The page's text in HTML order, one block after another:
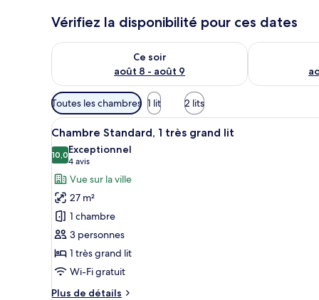
Vérifiez la disponibilité pour ces dates
Ce soir
août 8 - août 9
Vérifier la disponibilité pour ce soir août 8 - août 9
Vérifier la
Filtres
disponibles
pour
les
chambres
Toutes les chambres 1 lit 2 lits
Afficher
toutes
les
photos
pour
ce
type
de
chambre :
Chambre
Standard,
Une chambre d’hôtel
7
Chambre Standard, 1 très grand lit
10,010,0 sur 10
Exceptionnel
4 avis
(4 avis)
Vue sur la ville
27 m²
1 chambre
3 personnes
1 très grand lit
Wi-Fi gratuit
Plus de détails
Plus